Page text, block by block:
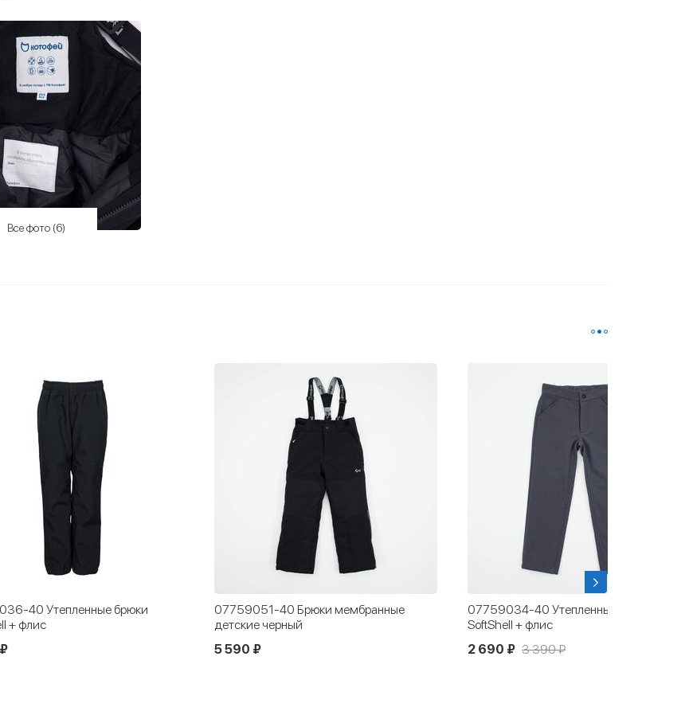
Все фото (6)
40 Утепленные брюки
+ флис
07759051-40 Брюки мембранные
детские черный
5 590 ₽
07759034-40 Утепленные брюки
SoftShell + флис
2 690 ₽ 3 390 ₽